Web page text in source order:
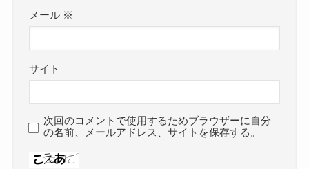
メール ※
サイト
次回のコメントで使用するためブラウザーに自分
の名前、メールアドレス、サイトを保存する。